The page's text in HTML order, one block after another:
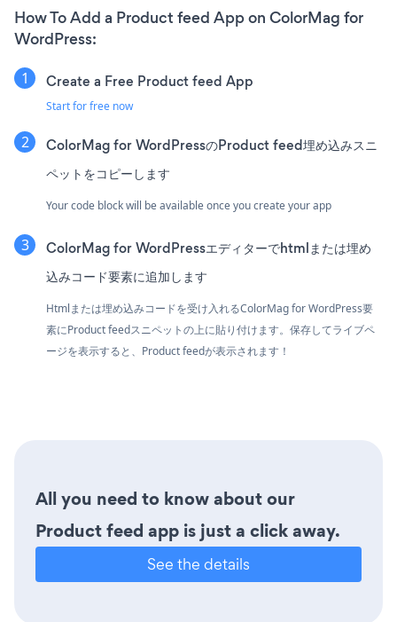
How To Add a Product feed App on ColorMag for
WordPress:
Create a Free Product feed App
Start for free now
ColorMag for WordPressのProduct feed埋め込みスニ
ペットをコピーします
Your code block will be available once you create your app
ColorMag for WordPressエディターでhtmlまたは埋め
込みコード要素に追加します
Htmlまたは埋め込みコードを受け入れるColorMag for WordPress要
素にProduct feedスニペットの上に貼り付けます。保存してライブペ
ージを表示すると、Product feedが表示されます！
All you need to know about our
Product feed app is just a click away.
See the details